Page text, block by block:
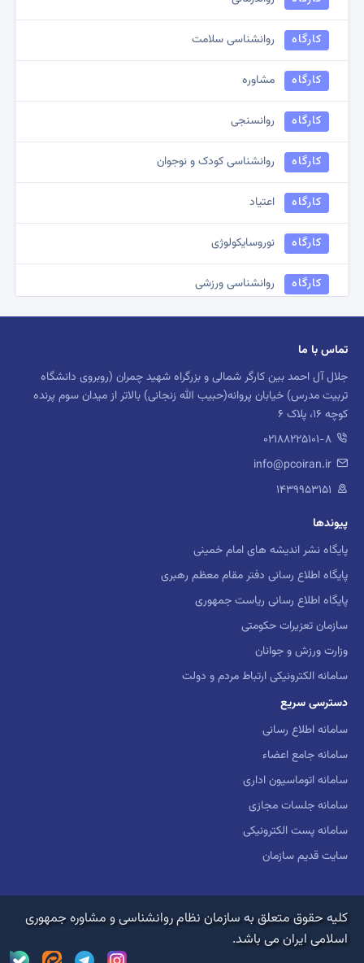
کمیسیون روانشناسی شناختی
کمیسیون مشاوره توانبخشی
کمیسیون نظامی و انتظامی
کمیسیون روانشناسی دینی
کمیسیون روانشناسی بالینی
کمیسیون روانشناسی
کارگاه روانشناسی سلامت
کارگاه مشاوره
کارگاه روانسنجی
کارگاه روانشناسی کودک و نوجوان
کارگاه اعتیاد
کارگاه نوروسایکولوژی
کارگاه روانشناسی ورزشی
کارگاه روانشناسی دینی و معنوی
کارگاه روش شناسی پژوهشی
کارگاه
کارگاه
کارگاه روانشناسی تربیتی
کارگاه روانشناسی نظامی
کارگاه مشاوره خانواده
کارگاه مشاوره شغلی
کارگاه خانواده درمانی
کارگاه زوج درمانی
تماس با ما
جلال آل احمد بین کارگر شمالی و بزرگراه شهید چمران (روبروی دانشگاه
تربیت مدرس) خیابان پروانه(حبیب الله زنجانی) بالاتر از میدان سوم پرنده
کوچه 16، پلاک 6
02188225101-8
info@pcoiran.ir
۱۴۳۹۹۵۳۱۵۱
پیوندها
پایگاه نشر اندیشه های امام خمینی
پایگاه اطلاع رسانی دفتر مقام معظم رهبری
پایگاه اطلاع رسانی ریاست جمهوری
سازمان تعزیرات حکومتی
وزارت ورزش و جوانان
سامانه الکترونیکی ارتباط مردم و دولت
دسترسی سریع
سامانه اطلاع رسانی
سامانه جامع اعضاء
سامانه اتوماسیون اداری
سامانه جلسات مجازی
سامانه پست الکترونیکی
سایت قدیم سازمان
کلیه حقوق متعلق به سازمان نظام روانشناسی و مشاوره جمهوری
اسلامی ایران می باشد.